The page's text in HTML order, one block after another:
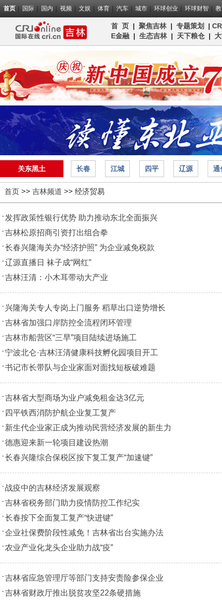
首页 国际 国内 视频 文娱 体育 汽车 城市 环球创业 环球财智
首 页 | 聚焦吉林| 专题策划 |
E金融 | 生态吉林| 天下粮仓 |
关东黑土 长春 江城 四平 辽源 通
首页 >> 吉林频道 >> 经济贸易
发挥政策性银行优势 助力推动东北全面振兴
吉林松原招商引资打出组合拳
长春兴隆海关办“经济护照” 为企业减免税款
辽源直播日 袜子成“网红”
吉林汪清：小木耳带动大产业
兴隆海关专人专岗上门服务 稻草出口逆势增长
吉林省加强口岸防控全流程闭环管理
吉林市船营区“三早”项目陆续进场施工
宁波北仑·吉林汪清健康科技孵化园项目开工
书记市长带队与企业家面对面找短板破难题
吉林省大型商场为业户减免租金达3亿元
四平铁西消防护航企业复工复产
新生代企业家正成为推动民营经济发展的新生力
德惠迎来新一轮项目建设热潮
长春兴隆综合保税区按下复工复产“加速键”
战疫中的吉林经济发展观察
吉林省税务部门助力疫情防控工作纪实
长春按下全面复工复产“快进键”
企业社保费阶段性减免！吉林省出台实施办法
农业产业化龙头企业助力战“疫”
吉林省应急管理厅等部门支持安责险参保企业
吉林省财政厅推出脱贫攻坚22条硬措施